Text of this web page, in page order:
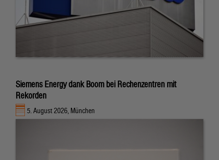
Siemens Energy dank Boom bei Rechenzentren mit
Rekorden
5. August 2026, München